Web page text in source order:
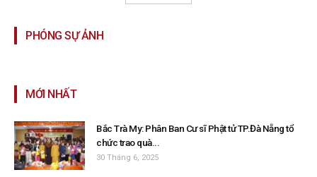
PHÓNG SỰ ẢNH
MỚI NHẤT
Bắc Trà My: Phân Ban Cư sĩ Phật tử TP.Đà Nẵng tổ
chức trao quà...
30 Tháng 6, 2025